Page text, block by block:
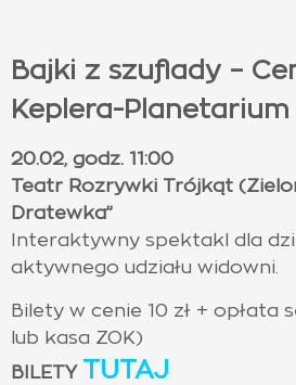
Bajki z szuflady –
Keplera-Planetarium
20.02, godz. 11:00
Teatr Rozrywki Trójkąt
Dratewka”
Interaktywny spektakl dla
aktywnego udziału widowni.
Bilety w cenie 10 zł + opłata
lub kasa ZOK)
BILETY TUTAJ